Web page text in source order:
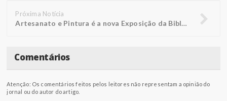
Próxima Notícia
Artesanato e Pintura é a nova Exposição da Biblioteca FUNEPE
Comentários
Atenção: Os comentários feitos pelos leitores não representam a opinião do
jornal ou do autor do artigo.